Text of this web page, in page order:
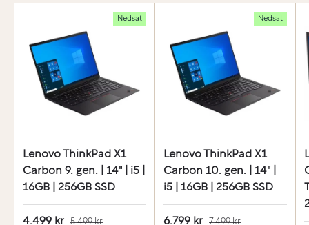
Nedsat
Lenovo ThinkPad X1
Carbon 9. gen. | 14" | i5 |
16GB | 256GB SSD
4.499 kr 5.499 kr
Nedsat
Lenovo ThinkPad X1
Carbon 10. gen. | 14" |
i5 | 16GB | 256GB SSD
6.799 kr 7.499 kr